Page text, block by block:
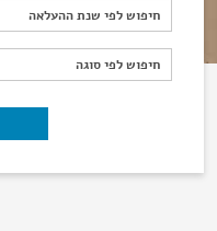
חיפוש לפי שנת ההעלאה
חיפוש לפי שנת ההעלאה
חיפוש לפי סוגה
חיפוש לפי סוגה